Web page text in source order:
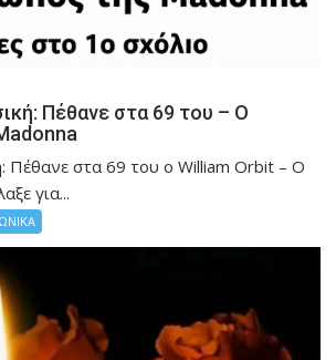
Πέθανε στα 69 του – Ο
Πέθανε στα 69 του ο William Orbit – Ο
για...